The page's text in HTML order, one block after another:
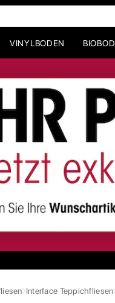
VINYLBODEN
Interface Teppichfliesen